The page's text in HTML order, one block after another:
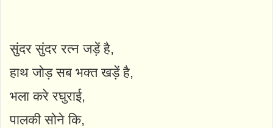
सुंदर सुंदर रत्न जड़ें है,
हाथ जोड़ सब भक्त खड़ें है,
भला करे रघुराई,
पालकी सोने कि,